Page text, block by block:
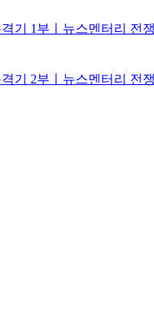
기 1부ㅣ뉴스멘터리 전
기 2부ㅣ뉴스멘터리 전